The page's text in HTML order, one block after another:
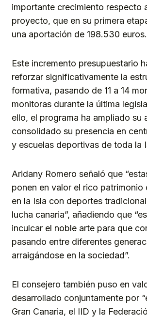
importante crecimiento respecto
proyecto, que en su primera
una aportación de 198.530 euros.
Este incremento presupuestario
reforzar significativamente la
formativa, pasando de 11 a 14
monitoras durante la última
ello, el programa ha ampliado su
consolidado su presencia en
y escuelas deportivas de toda la
Aridany Romero señaló que
ponen en valor el rico patrimonio
en la Isla con deportes
lucha canaria”, añadiendo que
inculcar el noble arte para que
pasando entre diferentes
arraigándose en la sociedad”.
El consejero también puso en
desarrollado conjuntamente por
Gran Canaria, el IID y la